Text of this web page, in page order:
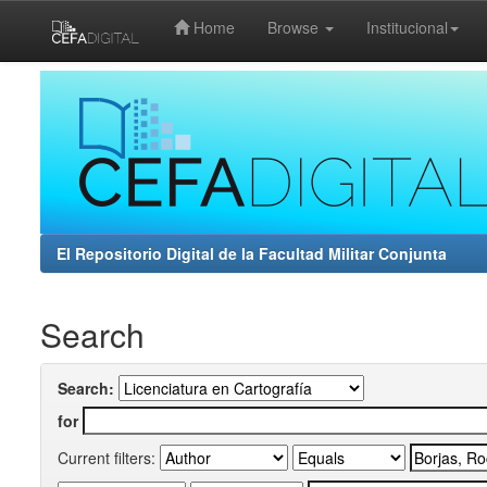
Home Browse Institucional
El Repositorio Digital de la Facultad Militar Conjunta
Search
Search:
for
Current filters: